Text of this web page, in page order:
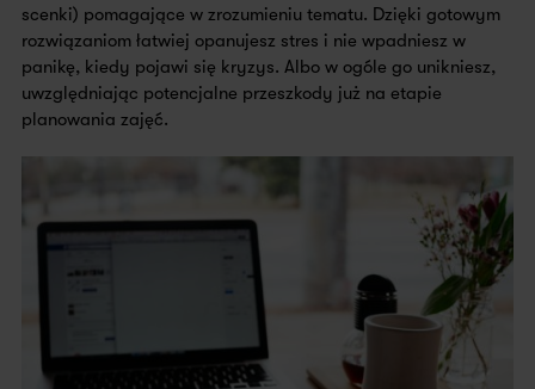
scenki) pomagające w zrozumieniu tematu. Dzięki gotowym
rozwiązaniom łatwiej opanujesz stres i nie wpadniesz w
panikę, kiedy pojawi się kryzys. Albo w ogóle go unikniesz,
uwzględniając potencjalne przeszkody już na etapie
planowania zajęć.